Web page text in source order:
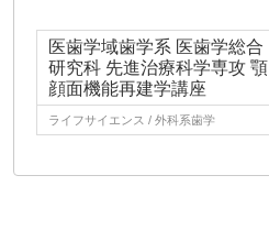
医歯学域歯学系 医歯学総合
研究科 先進治療科学専攻 顎
顔面機能再建学講座
ライフサイエンス / 外科系歯学